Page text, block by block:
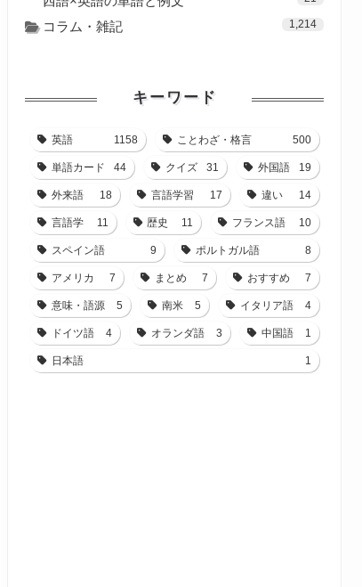
コラム・雑記 1,214
キーワード
英語 1158 ことわざ・格言 500
単語カード 44 クイズ 31 外国語 19
外来語 18 言語学習 17 違い 14
言語学 11 歴史 11 フランス語 10
スペイン語 9 ポルトガル語 8
アメリカ 7 まとめ 7 おすすめ 7
意味・語源 5 南米 5 イタリア語 4
ドイツ語 4 オランダ語 3 中国語 1
日本語 1